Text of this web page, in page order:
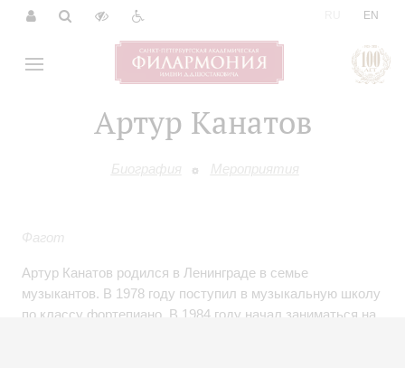
EN
Артур Канатов
Биография Мероприятия
Фагот
Артур Канатов родился в Ленинграде в семье
музыкантов. В 1978 году поступил в музыкальную школу
по классу фортепиано. В 1984 году начал заниматься на